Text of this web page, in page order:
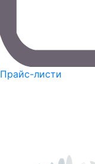
Прайс-листи